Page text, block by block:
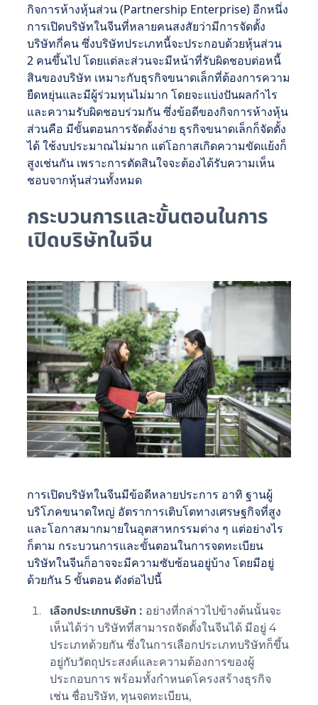
กิจการห้างหุ้นส่วน (Partnership Enterprise) อีกหนึ่ง
การเปิดบริษัทในจีนที่หลายคนสงสัยว่ามีการจัดตั้ง
บริษัทกี่คน ซึ่งบริษัทประเภทนี้จะประกอบด้วยหุ้นส่วน
2 คนขึ้นไป โดยแต่ละส่วนจะมีหน้าที่รับผิดชอบต่อหนี้
สินของบริษัท เหมาะกับธุรกิจขนาดเล็กที่ต้องการความ
ยืดหยุ่นและมีผู้ร่วมทุนไม่มาก โดยจะแบ่งปันผลกำไร
และความรับผิดชอบร่วมกัน ซึ่งข้อดีของกิจการห้างหุ้น
ส่วนคือ มีขั้นตอนการจัดตั้งง่าย ธุรกิจขนาดเล็กก็จัดตั้ง
ได้ ใช้งบประมาณไม่มาก แต่โอกาสเกิดความขัดแย้งก็
สูงเช่นกัน เพราะการตัดสินใจจะต้องได้รับความเห็น
ชอบจากหุ้นส่วนทั้งหมด
กระบวนการและขั้นตอนในการ
เปิดบริษัทในจีน
การเปิดบริษัทในจีนมีข้อดีหลายประการ อาทิ ฐานผู้
บริโภคขนาดใหญ่ อัตราการเติบโตทางเศรษฐกิจที่สูง
และโอกาสมากมายในอุตสาหกรรมต่าง ๆ แต่อย่างไร
ก็ตาม กระบวนการและขั้นตอนในการจดทะเบียน
บริษัทในจีนก็อาจจะมีความซับซ้อนอยู่บ้าง โดยมีอยู่
ด้วยกัน 5 ขั้นตอน ดังต่อไปนี้
เลือกประเภทบริษัท : อย่างที่กล่าวไปข้างต้นนั้นจะ
เห็นได้ว่า บริษัทที่สามารถจัดตั้งในจีนได้ มีอยู่ 4
ประเภทด้วยกัน ซึ่งในการเลือกประเภทบริษัทก็ขึ้น
อยู่กับวัตถุประสงค์และความต้องการของผู้
ประกอบการ พร้อมทั้งกำหนดโครงสร้างธุรกิจ
เช่น ชื่อบริษัท, ทุนจดทะเบียน,